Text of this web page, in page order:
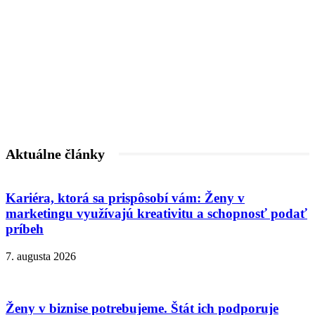
Aktuálne články
Kariéra, ktorá sa prispôsobí vám: Ženy v
marketingu využívajú kreativitu a schopnosť podať
príbeh
7. augusta 2026
Ženy v biznise potrebujeme. Štát ich podporuje